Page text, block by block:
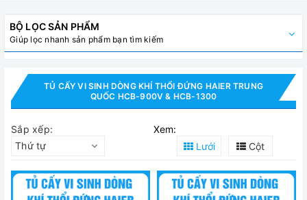
BỘ LỌC SẢN PHẨM
Giúp lọc nhanh sản phẩm bạn tìm kiếm
TỦ CẤY VI SINH DÒNG KHÍ THỔI ĐỨNG HAIER TRUNG
QUỐC HCB-900V & HCB-1300
Sắp xếp:
Thứ tự
Xem:
Lưới
Cột